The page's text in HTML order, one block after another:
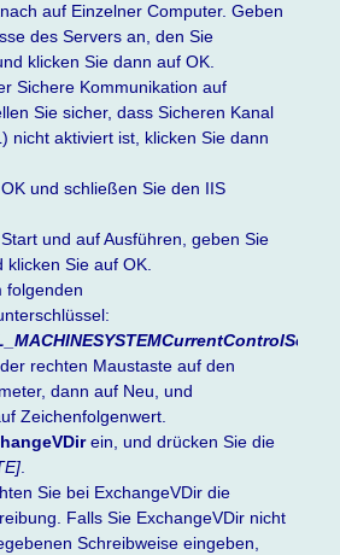
auf Einzelner Computer. Geben
des Servers an, den Sie
klicken Sie dann auf OK.
Sichere Kommunikation auf
Sie sicher, dass Sicheren Kanal
nicht aktiviert ist, klicken Sie dann
und schließen Sie den IIS
und auf Ausführen, geben Sie
klicken Sie auf OK.
folgenden
rechten Maustaste auf den
dann auf Neu, und
Zeichenfolgenwert.
ein, und drücken Sie die
.
Sie bei ExchangeVDir die
Falls Sie ExchangeVDir nicht
Schreibweise eingeben,